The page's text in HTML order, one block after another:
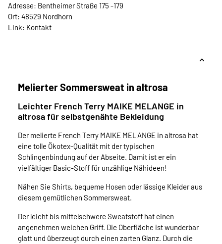
Adresse: Bentheimer Straße 175 -179
Ort: 48529 Nordhorn
Link: Kontakt
Melierter Sommersweat in altrosa
Leichter French Terry MAIKE MELANGE in
altrosa für selbstgenähte Bekleidung
Der melierte French Terry MAIKE MELANGE in altrosa hat
eine tolle Ökotex-Qualität mit der typischen
Schlingenbindung auf der Abseite. Damit ist er ein
vielfältiger Basic-Stoff für unzählige Nähideen!
Nähen Sie Shirts, bequeme Hosen oder lässige Kleider aus
diesem gemütlichen Sommersweat.
Der leicht bis mittelschwere Sweatstoff hat einen
angenehmen weichen Griff. Die Oberfläche ist wunderbar
glatt und überzeugt durch einen zarten Glanz. Durch die